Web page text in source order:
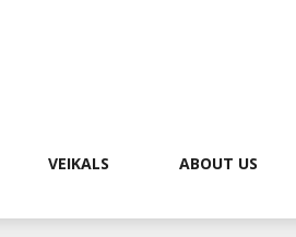
VEIKALS ABOUT US